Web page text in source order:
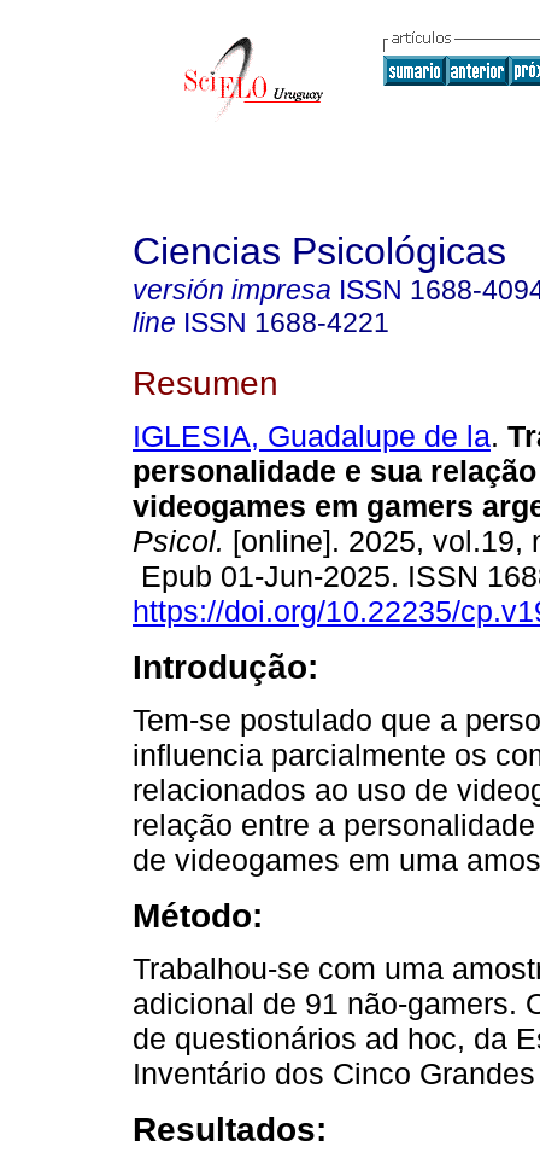
Ciencias Psicológicas
versión impresa ISSN 1688-
line ISSN 1688-4221
Resumen
IGLESIA, Guadalupe de la.
personalidade e sua
videogames em gamers
Psicol. [online]. 2025, vol.19,
Epub 01-Jun-2025. ISSN
https://doi.org/10.22235/
Introdução:
Tem-se postulado que a
influencia parcialmente os
relacionados ao uso de
relação entre a
de videogames em uma
Método:
Trabalhou-se com uma
adicional de 91 não-gamers.
de questionários ad hoc, da
Inventário dos Cinco
Resultados: